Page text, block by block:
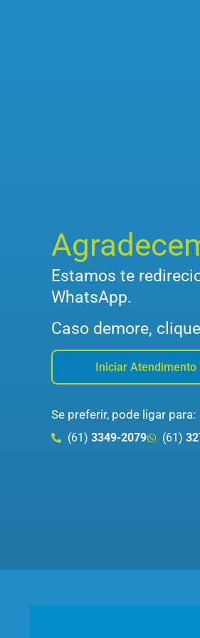
Estamos te
WhatsApp.
Caso demore,
Iniciar Atendimento
Se preferir, pode ligar para:
(61) 3349-2079 (61)